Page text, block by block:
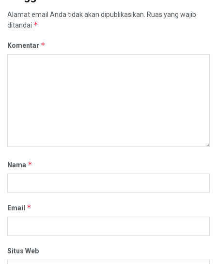
Alamat email Anda tidak akan dipublikasikan. Ruas yang wajib
ditandai *
Komentar *
Nama *
Email *
Situs Web